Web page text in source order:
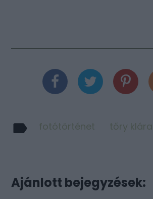
fotótörténet tőry klára
Ajánlott bejegyzések: